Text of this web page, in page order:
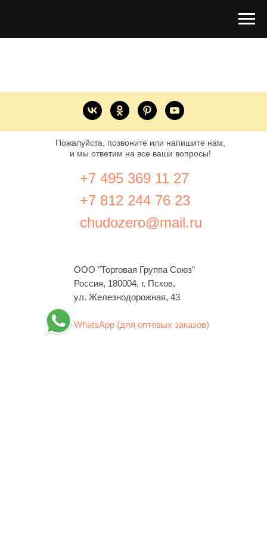
ООО "Торговая Группа Союз"
Россия, 180004, г. Псков,
ул. Железнодорожная, 43
WhatsApp (для оптовых заказов)
Пожалуйста, позвоните или напишите нам,
и мы ответим на все ваши вопросы!
+7 495 369 11 27
+7 812 244 76 23
chudozero@mail.ru